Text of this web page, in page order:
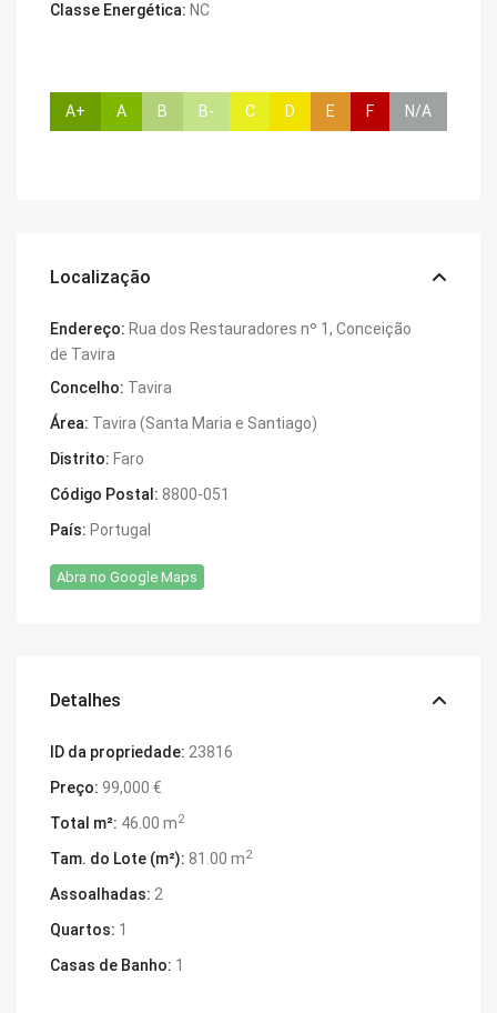
Classe Energética: NC
A+ A B B- C D E F N/A
Localização
Endereço: Rua dos Restauradores nº 1, Conceição
de Tavira
Concelho: Tavira
Área: Tavira (Santa Maria e Santiago)
Distrito: Faro
Código Postal: 8800-051
País: Portugal
Abra no Google Maps
Detalhes
ID da propriedade: 23816
Preço: 99,000 €
Total m²: 46.00 m2
Tam. do Lote (m²): 81.00 m2
Assoalhadas: 2
Quartos: 1
Casas de Banho: 1